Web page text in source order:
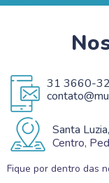
31 3660-
Santa
Centro,
Fique por dentro das